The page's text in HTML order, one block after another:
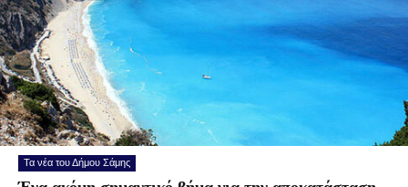
Τα νέα του Δήμου Σάμης